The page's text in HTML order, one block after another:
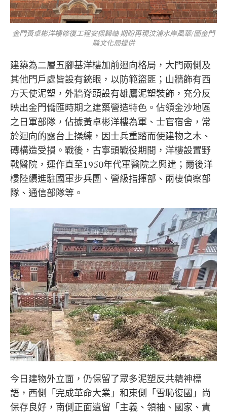
金門黃卓彬洋樓修復工程安樑歸岫 期盼再現汶浦水岸風華/圖金門
縣文化局提供
建築為二層五腳基洋樓加前迴向格局，大門兩側及
其他門戶處皆設有銃眼，以防範盜匪；山牆飾有西
方天使泥塑，外牆脊頭設有雄鷹泥塑裝飾，充分反
映出金門僑匯時期之建築營造特色。佔領金沙地區
之日軍部隊，佔據黃卓彬洋樓為軍、士官宿舍，常
於迴向的露台上操練，因士兵重踏而使建物之木、
磚構造受損。戰後，古寧頭戰役期間，洋樓設置野
戰醫院，運作直至1950年代軍醫院之興建；爾後洋
樓陸續進駐國軍步兵團、營級指揮部、兩棲偵察部
隊、通信部隊等。
今日建物外立面，仍保留了眾多泥塑反共精神標
語，西側「完成革命大業」和東側「雪恥復國」尚
保存良好，南側正面遺留「主義、領袖、國家、責